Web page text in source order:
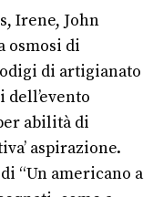
Irene, John
osmosi di
di artigianato
abilità di
aspirazione.
“Un americano a